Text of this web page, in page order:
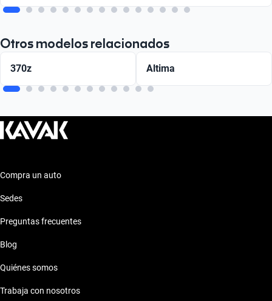
Otros modelos relacionados
370z Altima
Compra un auto
Sedes
Preguntas frecuentes
Blog
Quiénes somos
Trabaja con nosotros